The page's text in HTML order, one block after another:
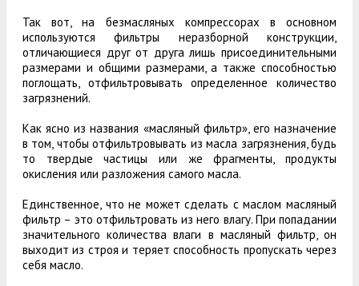
Так вот, на безмасляных компрессорах в основном
используются фильтры неразборной конструкции,
отличающиеся друг от друга лишь присоединительными
размерами и общими размерами, а также способностью
поглощать, отфильтровывать определенное количество
загрязнений.
Как ясно из названия «масляный фильтр», его назначение
в том, чтобы отфильтровывать из масла загрязнения, будь
то твердые частицы или же фрагменты, продукты
окисления или разложения самого масла.
Единственное, что не может сделать с маслом масляный
фильтр – это отфильтровать из него влагу. При попадании
значительного количества влаги в масляный фильтр, он
выходит из строя и теряет способность пропускать через
себя масло.